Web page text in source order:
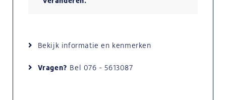
Bekijk informatie en kenmerken
Vragen? Bel 076 - 5613087